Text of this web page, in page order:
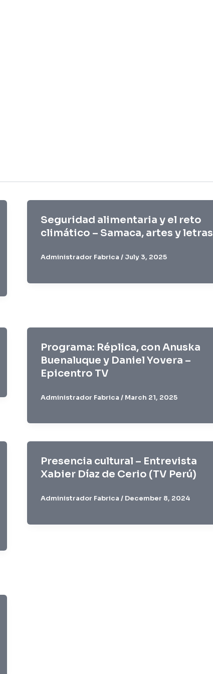
Seguridad alimentaria y el reto
climático – Samaca, artes y letras
Administrador Fabrica / July 3, 2025
Programa: Réplica, con Anuska
Buenaluque y Daniel Yovera –
Epicentro TV
Administrador Fabrica / March 21, 2025
Presencia cultural – Entrevista
Xabier Díaz de Cerio (TV Perú)
Administrador Fabrica / December 8, 2024